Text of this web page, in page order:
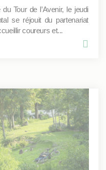
Tour de l’Avenir, le jeudi
se réjouit du partenariat
coureurs et...